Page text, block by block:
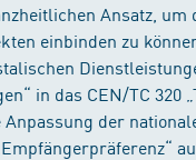
Ansatz,
einbinden zu
in das CEN/TC
der